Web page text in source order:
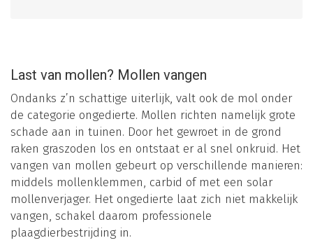
Last van mollen? Mollen vangen
Ondanks z’n schattige uiterlijk, valt ook de mol onder
de categorie ongedierte. Mollen richten namelijk grote
schade aan in tuinen. Door het gewroet in de grond
raken graszoden los en ontstaat er al snel onkruid. Het
vangen van mollen gebeurt op verschillende manieren:
middels mollenklemmen, carbid of met een solar
mollenverjager. Het ongedierte laat zich niet makkelijk
vangen, schakel daarom professionele
plaagdierbestrijding in.